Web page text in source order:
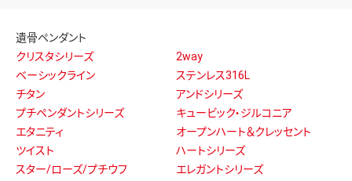
遺骨ペンダント
クリスタシリーズ
2way
ベーシックライン
ステンレス316L
チタン
アンドシリーズ
プチペンダントシリーズ
キュービック・ジルコニア
エタニティ
オープンハート＆クレッセント
ツイスト
ハートシリーズ
スター/ローズ/プチウフ
エレガントシリーズ